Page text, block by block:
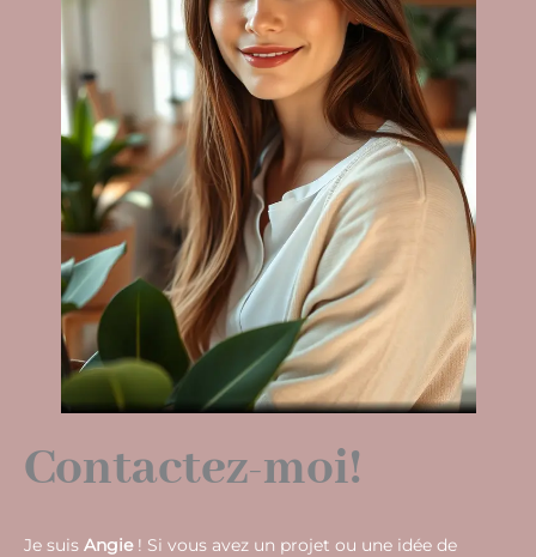
Contactez-moi!
Je suis Angie! Si vous avez un projet ou une idée de